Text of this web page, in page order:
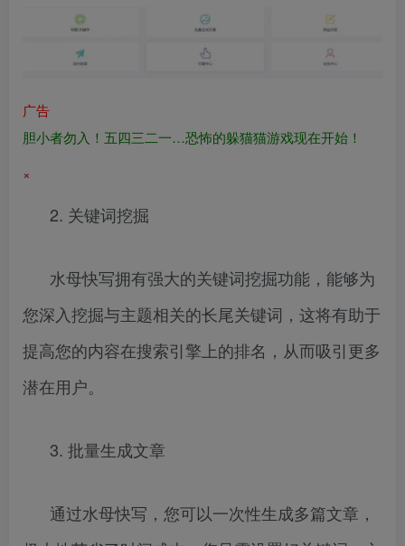
广告
胆小者勿入！五四三二一…恐怖的躲猫猫游戏现在开始！
×
2. 关键词挖掘
水母快写拥有强大的关键词挖掘功能，能够为
您深入挖掘与主题相关的长尾关键词，这将有助于
提高您的内容在搜索引擎上的排名，从而吸引更多
潜在用户。
3. 批量生成文章
通过水母快写，您可以一次性生成多篇文章，